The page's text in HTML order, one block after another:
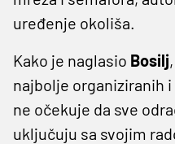
uređenje okoliša.
Kako je naglasio Bosilj
najbolje organiziranih
ne očekuje da sve
uključuju sa svojim